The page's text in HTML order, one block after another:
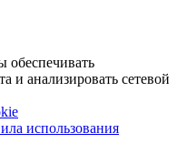
и анализировать сетевой
использования